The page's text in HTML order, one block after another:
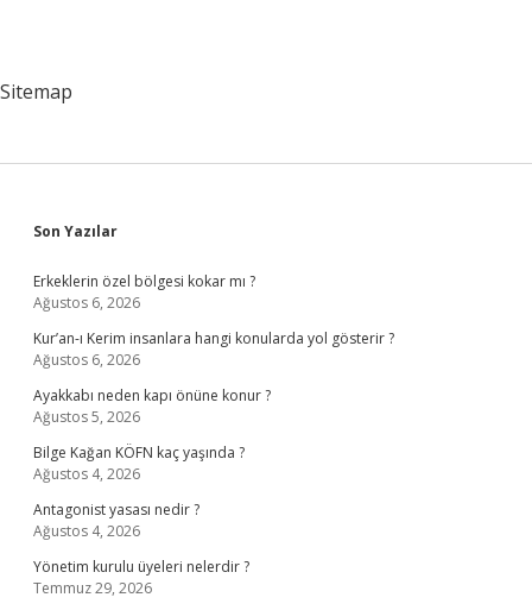
Sitemap
Sidebar
Son Yazılar
Erkeklerin özel bölgesi kokar mı ?
Ağustos 6, 2026
Kur’an-ı Kerim insanlara hangi konularda yol gösterir ?
Ağustos 6, 2026
Ayakkabı neden kapı önüne konur ?
Ağustos 5, 2026
Bilge Kağan KÖFN kaç yaşında ?
Ağustos 4, 2026
Antagonist yasası nedir ?
Ağustos 4, 2026
Yönetim kurulu üyeleri nelerdir ?
Temmuz 29, 2026